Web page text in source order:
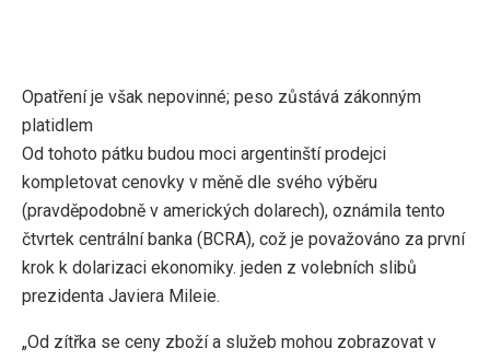
Opatření je však nepovinné; peso zůstává zákonným
platidlem
Od tohoto pátku budou moci argentinští prodejci
kompletovat cenovky v měně dle svého výběru
(pravděpodobně v amerických dolarech), oznámila tento
čtvrtek centrální banka (BCRA), což je považováno za první
krok k dolarizaci ekonomiky. jeden z volebních slibů
prezidenta Javiera Mileie.
„Od zítřka se ceny zboží a služeb mohou zobrazovat v